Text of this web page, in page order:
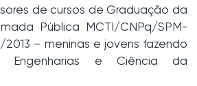
de cursos de Graduação da
Pública MCTI/CNPq/SPM-
2013 – meninas e jovens fazendo
Engenharias e Ciência da